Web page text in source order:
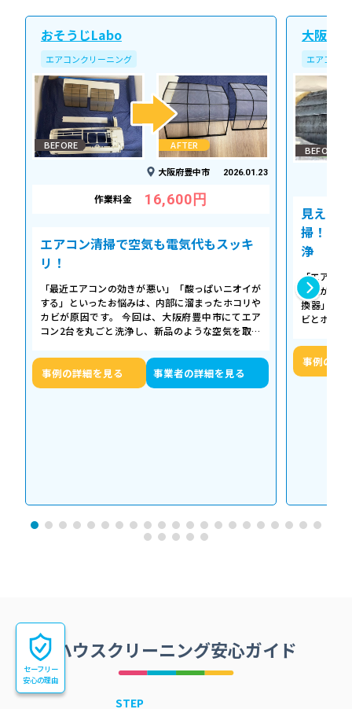
おそうじLabo
エアコンクリーニング
BEFORE AFTER
大阪府豊中市 2026.01.23
作業料金 16,600円
エアコン清掃で空気も電気代もスッキ
リ！
「最近エアコンの効きが悪い」「酸っぱいニオイが
する」といったお悩みは、内部に溜まったホコリや
カビが原因です。 今回は、大阪府豊中市にてエア
コン2台を丸ごと洗浄し、新品のような空気を取り
事例の詳細を見る 事業者の詳細を見る
大阪北
エアコン
BEFORE
見えな
掃！空
浄
「エアコ
た気がす
換器」の
ビとホコ
事例の詳
ハウスクリーニング安心ガイド
STEP
セーフリー
安心の理由